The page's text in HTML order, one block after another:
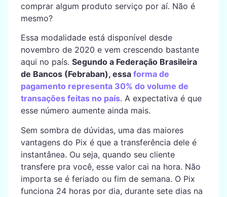
comprar algum produto serviço por aí. Não é
mesmo?
Essa modalidade está disponível desde
novembro de 2020 e vem crescendo bastante
aqui no país. Segundo a Federação Brasileira
de Bancos (Febraban), essa forma de
pagamento representa 30% do volume de
transações feitas no país. A expectativa é que
esse número aumente ainda mais.
Sem sombra de dúvidas, uma das maiores
vantagens do Pix é que a transferência dele é
instantânea. Ou seja, quando seu cliente
transfere pra você, esse valor cai na hora. Não
importa se é feriado ou fim de semana. O Pix
funciona 24 horas por dia, durante sete dias na